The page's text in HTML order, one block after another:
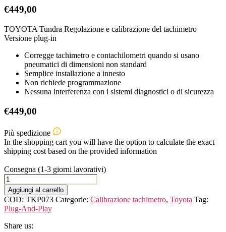
€449,00
TOYOTA Tundra Regolazione e calibrazione del tachimetro
Versione plug-in
Corregge tachimetro e contachilometri quando si usano
pneumatici di dimensioni non standard
Semplice installazione a innesto
Non richiede programmazione
Nessuna interferenza con i sistemi diagnostici o di sicurezza
€449,00
Più spedizione
In the shopping cart you will have the option to calculate the exact
shipping cost based on the provided information
Consegna (1-3 giorni lavorativi)
TOYOTA
Tundra
Dispositivo
di
calibrazione
del
Aggiungi al carrello
COD: TKP073 Categorie: Calibrazione tachimetro, Toyota Tag:
Plug-And-Play
Share us: